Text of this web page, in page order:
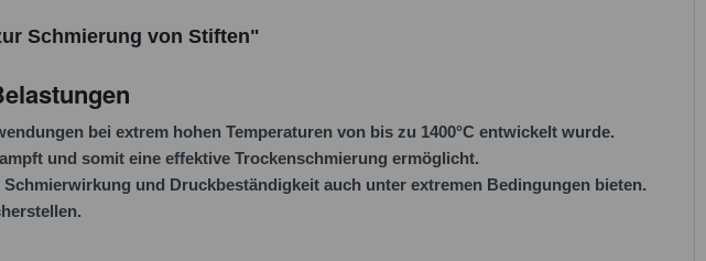
Schmierung von Stiften"
bei extrem hohen Temperaturen von bis zu 1400°C entwickelt wurde.
und somit eine effektive Trockenschmierung ermöglicht.
und Druckbeständigkeit auch unter extremen Bedingungen bieten.